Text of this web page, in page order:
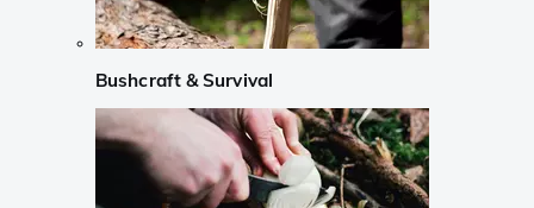
Bushcraft & Survival